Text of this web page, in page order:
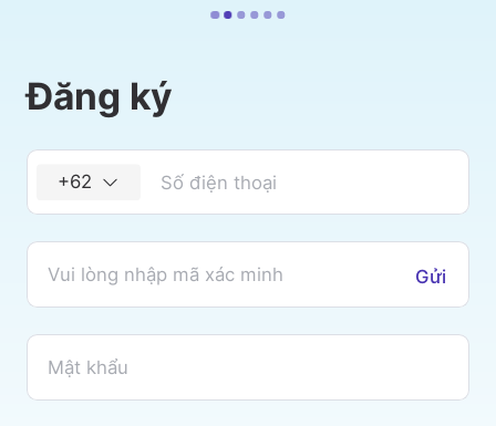
Đăng ký
+62
Gửi